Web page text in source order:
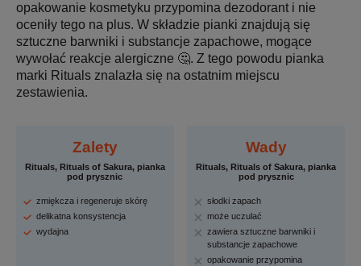
opakowanie kosmetyku przypomina dezodorant i nie
oceniły tego na plus. W składzie pianki znajdują się
sztuczne barwniki i substancje zapachowe, mogące
wywołać reakcje alergiczne 🤔. Z tego powodu pianka
marki Rituals znalazła się na ostatnim miejscu
zestawienia.
Zalety
Rituals, Rituals of Sakura, pianka
pod prysznic
zmiękcza i regeneruje skórę
delikatna konsystencja
wydajna
Wady
Rituals, Rituals of Sakura, pianka
pod prysznic
słodki zapach
może uczulać
zawiera sztuczne barwniki i
substancje zapachowe
opakowanie przypomina